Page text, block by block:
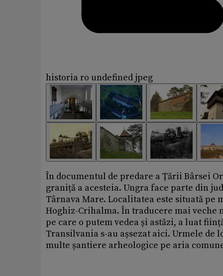
historia ro undefined jpeg
În documentul de predare a Țării Bârsei
graniță a acesteia. Ungra face parte din
Târnava Mare. Localitatea este situată
Hoghiz-Crihalma. În traducere mai veche
pe care o putem vedea și astăzi, a luat
Transilvania s-au așsezat aici. Urmele
multe șantiere arheologice pe aria